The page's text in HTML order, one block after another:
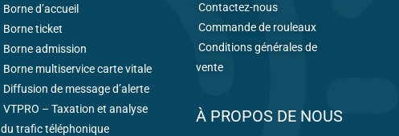
Borne d’accueil
Borne ticket
Borne admission
Borne multiservice carte vitale
Diffusion de message d’alerte
VTPRO – Taxation et analyse
du trafic téléphonique
Contactez-nous
Commande de rouleaux
Conditions générales de
vente
À PROPOS DE NOUS